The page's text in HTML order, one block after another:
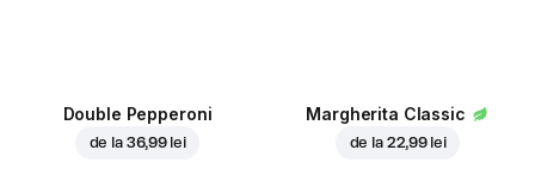
Double Pepperoni
de la 36,99 lei
Margherita Classic
de la 22,99 lei